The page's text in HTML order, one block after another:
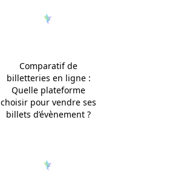
Comparatif de
billetteries en ligne :
Quelle plateforme
choisir pour vendre ses
billets d’évènement ?